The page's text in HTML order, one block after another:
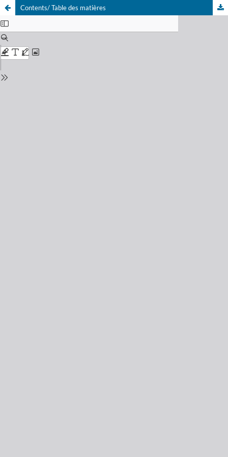
Contents/ Table des matières